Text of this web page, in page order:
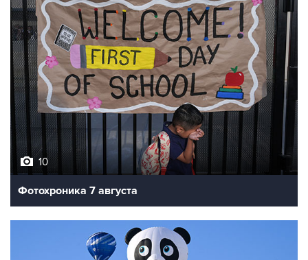
10
Фотохроника 7 августа